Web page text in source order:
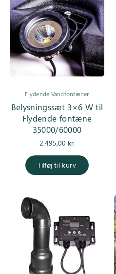
Flydende Vandfontæner
Belysningssæt 3×6 W til
Flydende fontæne
35000/60000
2.495,00 kr.
Tilføj til kurv